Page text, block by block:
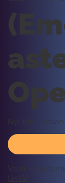
Nyt
Vaatii
tästä!